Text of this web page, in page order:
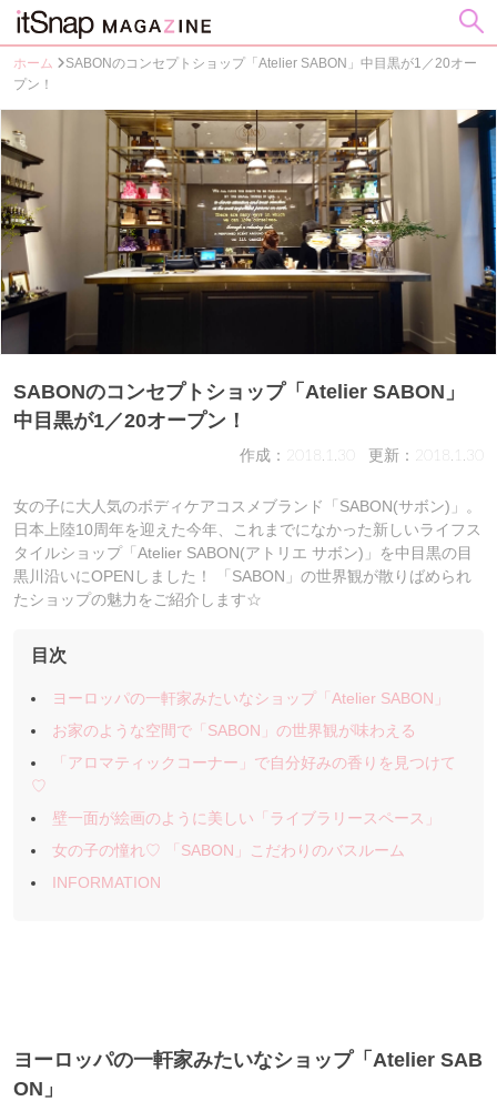
ホーム
SABONのコンセプトショップ「Atelier SABON」中目黒が1／20オー
プン！
SABONのコンセプトショップ「Atelier SABON」
中目黒が1／20オープン！
作成：2018.1.30 更新：2018.1.30
女の子に大人気のボディケアコスメブランド「SABON(サボン)」。
日本上陸10周年を迎えた今年、これまでになかった新しいライフス
タイルショップ「Atelier SABON(アトリエ サボン)」を中目黒の目
黒川沿いにOPENしました！ 「SABON」の世界観が散りばめられ
たショップの魅力をご紹介します☆
目次
ヨーロッパの一軒家みたいなショップ「Atelier SABON」
お家のような空間で「SABON」の世界観が味わえる
「アロマティックコーナー」で自分好みの香りを見つけて
♡
壁一面が絵画のように美しい「ライブラリースペース」
女の子の憧れ♡ 「SABON」こだわりのバスルーム
INFORMATION
ヨーロッパの一軒家みたいなショップ「Atelier SAB
ON」